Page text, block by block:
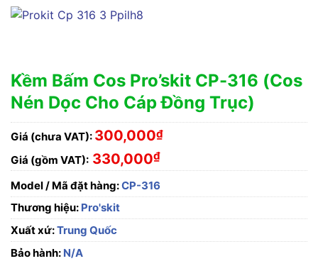
Kềm Bấm Cos Pro’skit CP-316 (Cos
Nén Dọc Cho Cáp Đồng Trục)
Giá (chưa VAT): 300,000₫
Giá (gồm VAT): 330,000₫
Model / Mã đặt hàng:CP-316
Thương hiệu: Pro'skit
Xuất xứ:Trung Quốc
Bảo hành: N/A